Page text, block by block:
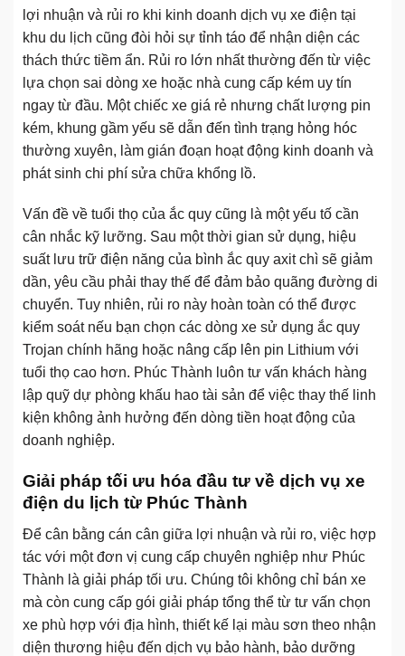
lợi nhuận và rủi ro khi kinh doanh dịch vụ xe điện tại
khu du lịch cũng đòi hỏi sự tỉnh táo để nhận diện các
thách thức tiềm ẩn. Rủi ro lớn nhất thường đến từ việc
lựa chọn sai dòng xe hoặc nhà cung cấp kém uy tín
ngay từ đầu. Một chiếc xe giá rẻ nhưng chất lượng pin
kém, khung gầm yếu sẽ dẫn đến tình trạng hỏng hóc
thường xuyên, làm gián đoạn hoạt động kinh doanh và
phát sinh chi phí sửa chữa khổng lồ.
Vấn đề về tuổi thọ của ắc quy cũng là một yếu tố cần
cân nhắc kỹ lưỡng. Sau một thời gian sử dụng, hiệu
suất lưu trữ điện năng của bình ắc quy axit chì sẽ giảm
dần, yêu cầu phải thay thế để đảm bảo quãng đường di
chuyển. Tuy nhiên, rủi ro này hoàn toàn có thể được
kiểm soát nếu bạn chọn các dòng xe sử dụng ắc quy
Trojan chính hãng hoặc nâng cấp lên pin Lithium với
tuổi thọ cao hơn. Phúc Thành luôn tư vấn khách hàng
lập quỹ dự phòng khấu hao tài sản để việc thay thế linh
kiện không ảnh hưởng đến dòng tiền hoạt động của
doanh nghiệp.
Giải pháp tối ưu hóa đầu tư về dịch vụ xe
điện du lịch từ Phúc Thành
Để cân bằng cán cân giữa lợi nhuận và rủi ro, việc hợp
tác với một đơn vị cung cấp chuyên nghiệp như Phúc
Thành là giải pháp tối ưu. Chúng tôi không chỉ bán xe
mà còn cung cấp gói giải pháp tổng thể từ tư vấn chọn
xe phù hợp với địa hình, thiết kế lại màu sơn theo nhận
diện thương hiệu đến dịch vụ bảo hành, bảo dưỡng